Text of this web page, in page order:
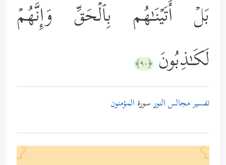
بَلۡ أَتَیۡنَـٰهُم بِٱلۡحَقِّ وَإِنَّهُمۡ
لَكَـٰذِبُونَ ﴿٩٠﴾
تفسير مجالس النورسورة المؤمنون